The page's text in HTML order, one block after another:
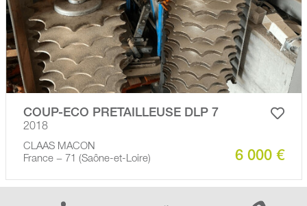
COUP-ECO PRETAILLEUSE DLP 7
2018
CLAAS MACON
France − 71 (Saône-et-Loire)
6 000 €